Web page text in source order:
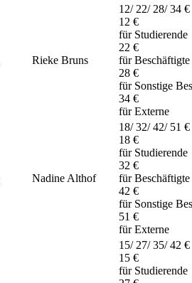
Rieke Bruns
12/ 22/ 28/ 34 €
12 €
für Studierende
22 €
für
28 €
für Sonstige
34 €
für Externe
Nadine Althof
18/ 32/ 42/ 51 €
18 €
für Studierende
32 €
für
42 €
für Sonstige
51 €
für Externe
15/ 27/ 35/ 42 €
15 €
für Studierende